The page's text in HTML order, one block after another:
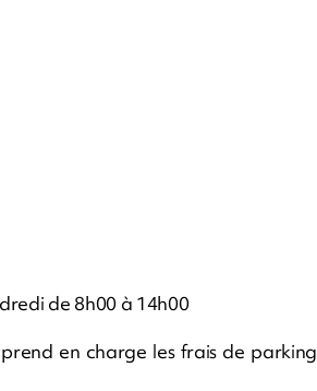
de 8h00 à 14h00
en charge les frais de parking